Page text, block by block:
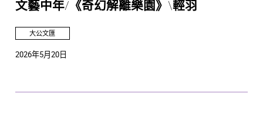
文藝中年/《奇幻解離樂園》\輕羽
大公文匯
2026年5月20日